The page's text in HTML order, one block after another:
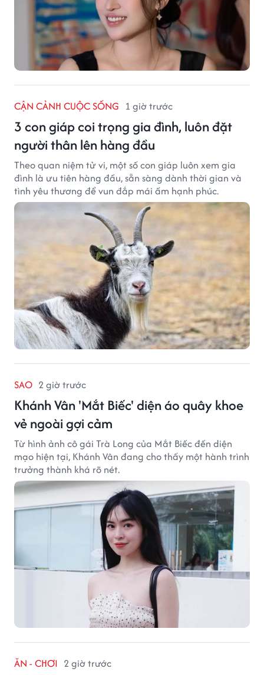
CẬN CẢNH CUỘC SỐNG 1 giờ trước
3 con giáp coi trọng gia đình, luôn đặt
người thân lên hàng đầu
Theo quan niệm tử vi, một số con giáp luôn xem gia
đình là ưu tiên hàng đầu, sẵn sàng dành thời gian và
tình yêu thương để vun đắp mái ấm hạnh phúc.
SAO 2 giờ trước
Khánh Vân 'Mắt Biếc' diện áo quây khoe
vẻ ngoài gợi cảm
Từ hình ảnh cô gái Trà Long của Mắt Biếc đến diện
mạo hiện tại, Khánh Vân đang cho thấy một hành trình
trưởng thành khá rõ nét.
ĂN - CHƠI 2 giờ trước